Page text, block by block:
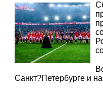
Санкт?Петербурге и